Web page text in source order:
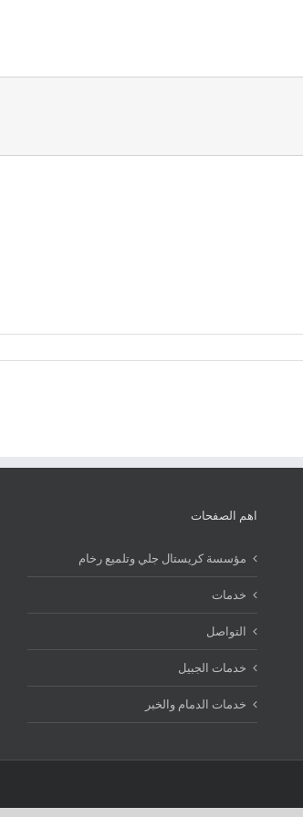
اهم الصفحات
مؤسسة كريستال جلي وتلميع رخام
خدمات
التواصل
خدمات الجبيل
خدمات الدمام والخبر